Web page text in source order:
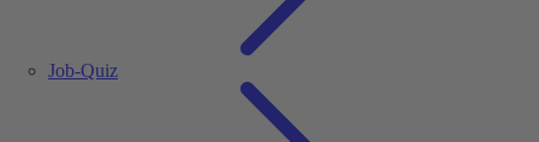
Job-Quiz